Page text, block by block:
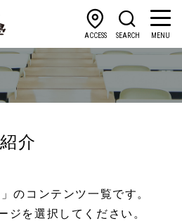
ACCESS SEARCH MENU
介
のコンテンツ一覧です。
ジを選択してください。